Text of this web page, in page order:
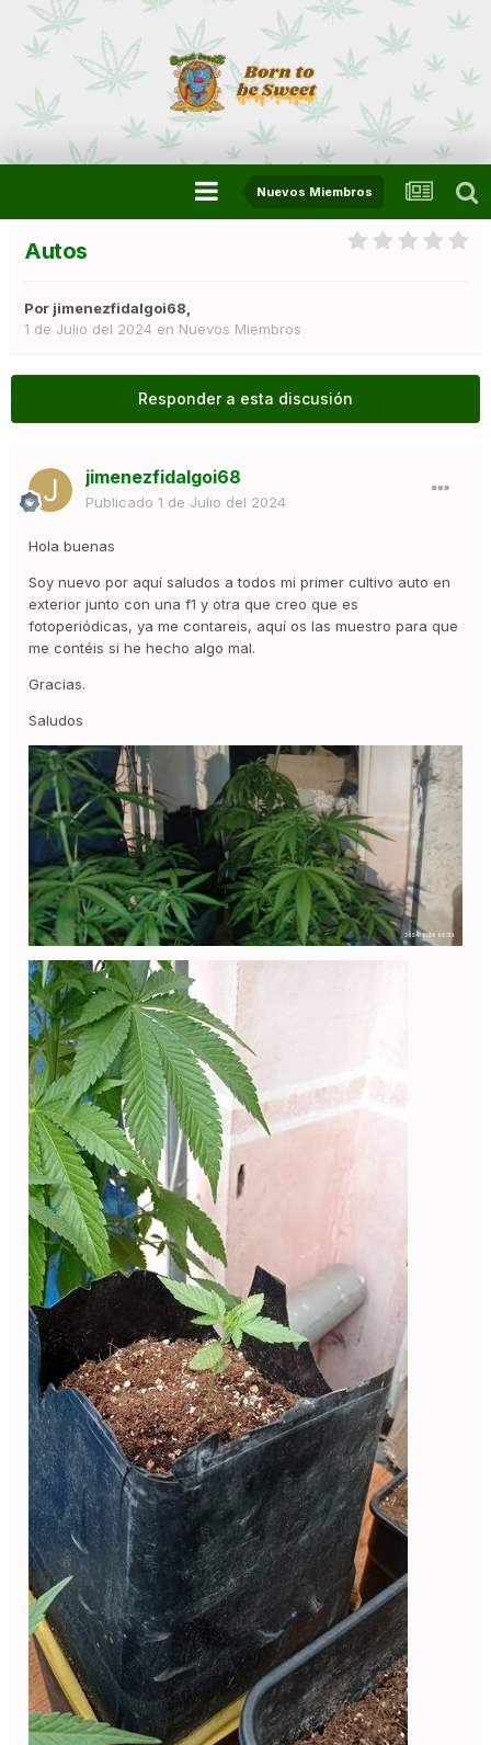
Nuevos Miembros
Autos
Por jimenezfidalgoi68,
1 de Julio del 2024 en Nuevos Miembros
Responder a esta discusión
jimenezfidalgoi68
Publicado 1 de Julio del 2024
Hola buenas
Soy nuevo por aquí saludos a todos mi primer cultivo auto en
exterior junto con una f1 y otra que creo que es
fotoperiódicas, ya me contareis, aquí os las muestro para que
me contéis si he hecho algo mal.
Gracias.
Saludos